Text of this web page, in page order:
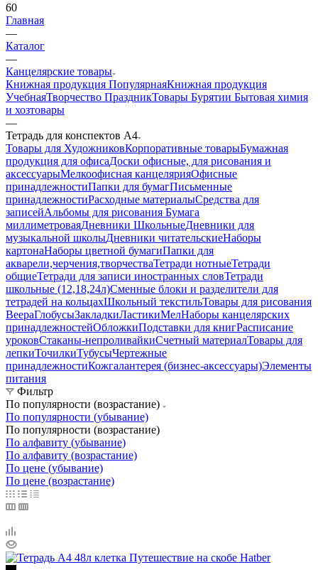
60
Главная
—
Каталог
—
Канцелярские товары
Книжная продукция ПопулярнаяКнижная продукция
УчебнаяТворчество ПраздникТовары Бурятии Бытовая химия
и хозтовары
—
Тетрадь для конспектов А4
Товары для ХудожниковКорпоративные товарыБумажная
продукция для офисаДоски офисные, для рисования и
аксессуарыМелкоофисная канцелярияОфисные
принадлежностиПапки для бумагПисьменные
принадлежностиРасходные материалыСредства для
записейАльбомы для рисования Бумага
миллиметроваяДневники ШкольныеДневники для
музыкальной школыДневники читательскиеНаборы
картонаНаборы цветной бумагиПапки для
акварели,черчения,творчестваТетради нотныеТетради
общиеТетради для записи иностранных словТетради
школьные (12,18,24л)Сменные блоки и разделители для
тетрадей на кольцахШкольный текстильТовары для рисования
ВеераГлобусыЗакладкиЛастикиМелНаборы канцелярских
принадлежностейОбложкиПодставки для книгРасписание
уроковСтаканы-непроливайкиСчетный материалТовары для
лепкиТочилкиТубусыЧертежные
принадлежностиКожгалантерея (бизнес-аксессуары)Элементы
питания
Фильтр
По популярности (возрастание)
По популярности (убывание)
По популярности (возрастание)
По алфавиту (убывание)
По алфавиту (возрастание)
По цене (убывание)
По цене (возрастание)